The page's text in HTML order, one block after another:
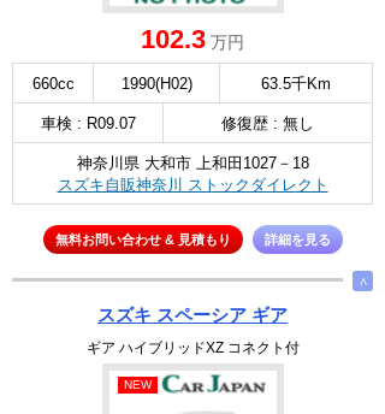
102.3 万円
660cc 1990(H02) 63.5千Km
車検 : R09.07 修復歴 : 無し
神奈川県 大和市 上和田1027－18
スズキ自販神奈川 ストックダイレクト
無料お問い合わせ & 見積もり 詳細を見る
∧
スズキ スペーシア ギア
ギア ハイブリッドXZ コネクト付
NEW